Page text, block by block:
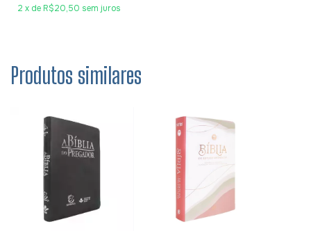
2 x de R$20,50 sem juros
Produtos similares